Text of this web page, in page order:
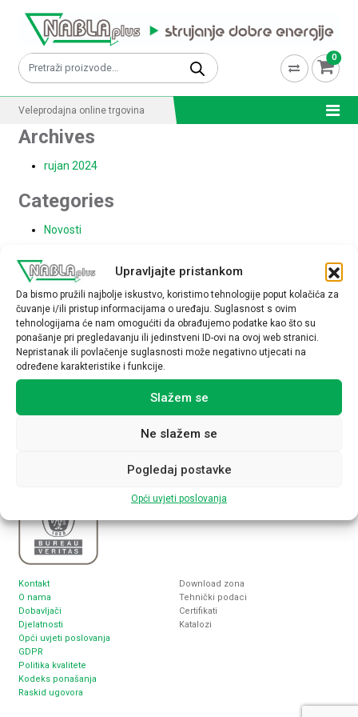
Upravljajte pristankom
Da bismo pružili najbolje iskustvo, koristimo tehnologije poput kolačića za
čuvanje i/ili pristup informacijama o uređaju. Suglasnost s ovim
tehnologijama će nam omogućiti da obrađujemo podatke kao što su
ponašanje pri pregledavanju ili jedinstveni ID-ovi na ovoj web stranici.
Nepristanak ili povlačenje suglasnosti može negativno utjecati na
određene karakteristike i funkcije.
Slažem se
Ne slažem se
Pogledaj postavke
Opći uvjeti poslovanja
Pretraži: 0
Veleprodajna online trgovina
Archives
rujan 2024
Categories
Novosti
Compare
[wcboost_compare]
Nabla plus d.o.o.
www.nabla-plus.hr
nabla@nabla-plus.hr
Kontakt
O nama
Dobavljači
Djelatnosti
Opći uvjeti poslovanja
GDPR
Politika kvalitete
Kodeks ponašanja
Raskid ugovora
Download zona
Tehnički podaci
Certifikati
Katalozi